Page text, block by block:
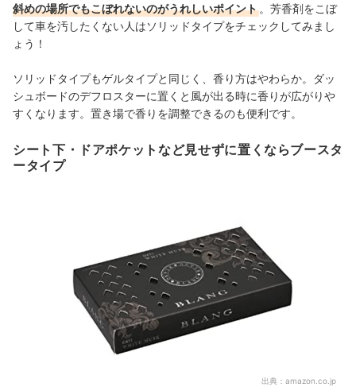
斜めの場所でもこぼれないのがうれしいポイント 。芳香剤をこぼ
して車を汚したくない人はソリッドタイプをチェックしてみまし
ょう！
ソリッドタイプもゲルタイプと同じく、香り方はやわらか。ダッ
シュボードのデフロスターに置くと風が出る時に香りが広がりや
すくなります。置き場で香りを調整できるのも便利です。
シート下・ドアポケットなど見せずに置くならブースタ
ータイプ
出典： amazon.co.jp